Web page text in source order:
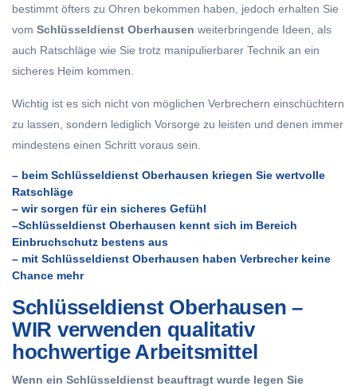
bestimmt öfters zu Ohren bekommen haben, jedoch erhalten Sie
vom Schlüsseldienst Oberhausen weiterbringende Ideen, als
auch Ratschläge wie Sie trotz manipulierbarer Technik an ein
sicheres Heim kommen.
Wichtig ist es sich nicht von möglichen Verbrechern einschüchtern
zu lassen, sondern lediglich Vorsorge zu leisten und denen immer
mindestens einen Schritt voraus sein.
– beim Schlüsseldienst Oberhausen kriegen Sie wertvolle
Ratschläge
– wir sorgen für ein sicheres Gefühl
–Schlüsseldienst Oberhausen kennt sich im Bereich
Einbruchschutz bestens aus
– mit Schlüsseldienst Oberhausen haben Verbrecher keine
Chance mehr
Schlüsseldienst Oberhausen –
WIR verwenden qualitativ
hochwertige Arbeitsmittel
Wenn ein Schlüsseldienst beauftragt wurde legen Sie